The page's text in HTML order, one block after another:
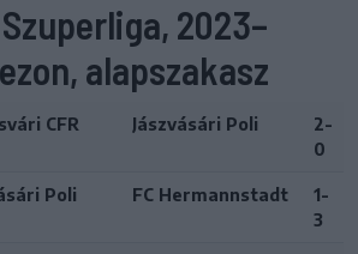
2023–
alapszakasz
CFR Jászvásári Poli
2-
0
Poli FC Hermannstadt
1-
3